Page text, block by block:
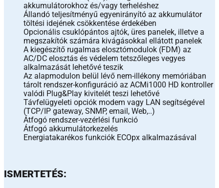
akkumulátorokhoz és/vagy terheléshez
Állandó teljesítményű egyenirányító az akkumulátor
töltési idejének csökkentése érdekében
Opcionális csuklópántos ajtók, üres panelek, illetve a
megszakítók számára kivágásokkal ellátott panelek
A kiegészítő rugalmas elosztómodulok (FDM) az
AC/DC elosztás és védelem tetszőleges vegyes
alkalmazását lehetővé teszik
Az alapmodulon belül lévő nem-illékony memóriában
tárolt rendszer-konfiguráció az ACMi1000 HD kontroller
valódi Plug&Play kivitelét teszi lehetővé
Távfelügyeleti opciók modem vagy LAN segítségével
(TCP/IP gateway, SNMP, email, Web,..)
Átfogó rendszer-vezérlési funkció
Átfogó akkumulátorkezelés
Energiatakarékos funkciók ECOpx alkalmazásával
ISMERTETÉS: